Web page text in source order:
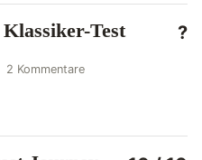
Test
2 Kommentare
?